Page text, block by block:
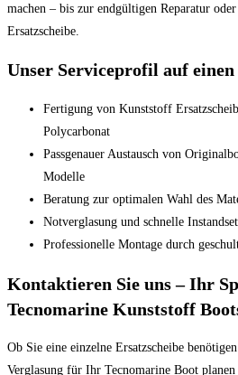
machen – bis zur endgültigen Reparatur
Ersatzscheibe.
Unser Serviceprofil auf
Fertigung von Kunststoff
Polycarbonat
Passgenauer Austausch von
Modelle
Beratung zur optimalen Wahl des
Notverglasung und schnelle
Professionelle Montage durch
Kontaktieren Sie uns – Ihr
Tecnomarine Kunststoff
Ob Sie eine einzelne Ersatzscheibe
Verglasung für Ihr Tecnomarine Boot